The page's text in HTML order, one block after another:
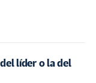
líder o la del